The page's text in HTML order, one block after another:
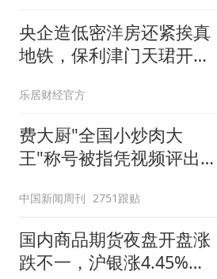
央企造低密洋房还紧挨真
地铁，保利津门天珺开盘
乐居财经官方
费大厨"全国小炒肉大
王"称号被指凭视频评出
中国新闻周刊 2751跟贴
国内商品期货夜盘开盘涨
跌不一，沪银涨4.45%，